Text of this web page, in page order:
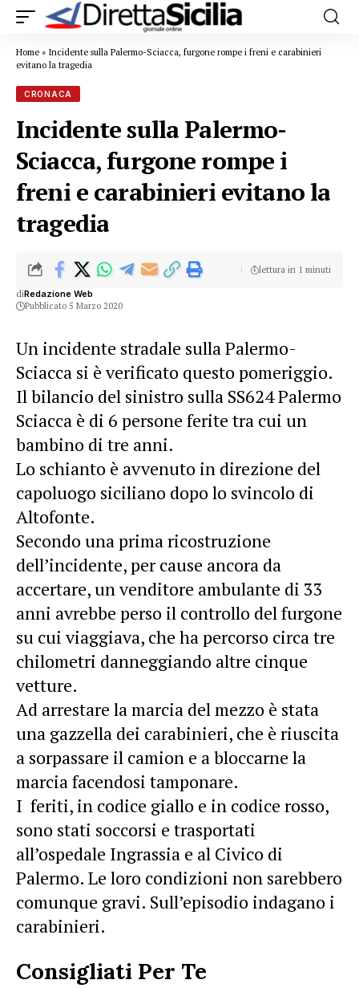
Home » Incidente sulla Palermo-Sciacca, furgone rompe i freni e carabinieri
evitano la tragedia
CRONACA
Incidente sulla Palermo-
Sciacca, furgone rompe i
freni e carabinieri evitano la
tragedia
diRedazione Web
Pubblicato 5 Marzo 2020
lettura in 1 minuti
Un incidente stradale sulla Palermo-
Sciacca si è verificato questo pomeriggio.
Il bilancio del sinistro sulla SS624 Palermo
Sciacca è di 6 persone ferite tra cui un
bambino di tre anni.
Lo schianto è avvenuto in direzione del
capoluogo siciliano dopo lo svincolo di
Altofonte.
Secondo una prima ricostruzione
dell’incidente, per cause ancora da
accertare, un venditore ambulante di 33
anni avrebbe perso il controllo del furgone
su cui viaggiava, che ha percorso circa tre
chilometri danneggiando altre cinque
vetture.
Ad arrestare la marcia del mezzo è stata
una gazzella dei carabinieri, che è riuscita
a sorpassare il camion e a bloccarne la
marcia facendosi tamponare.
I feriti, in codice giallo e in codice rosso,
sono stati soccorsi e trasportati
all’ospedale Ingrassia e al Civico di
Palermo. Le loro condizioni non sarebbero
comunque gravi. Sull’episodio indagano i
carabinieri.
Consigliati Per Te